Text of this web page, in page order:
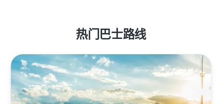
热门巴士路线